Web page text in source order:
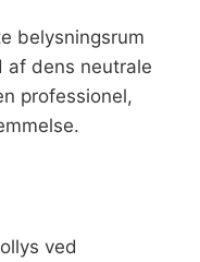
belysningsrum
dens neutrale
professionel,
ved